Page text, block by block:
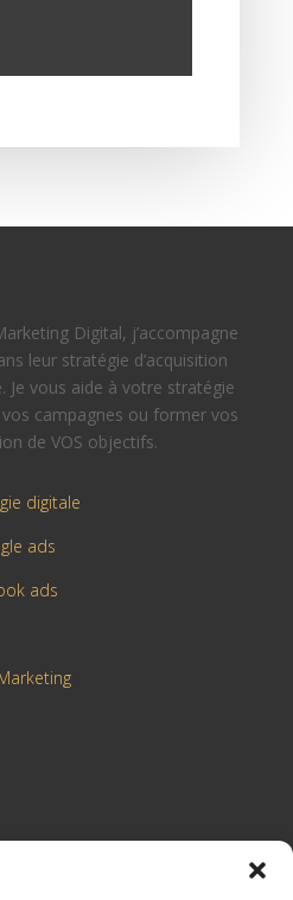
Digital, j’accompagne
leur stratégie d’acquisition
Je vous aide à votre stratégie
campagnes ou former vos
de VOS objectifs.
digitale
ads
ads